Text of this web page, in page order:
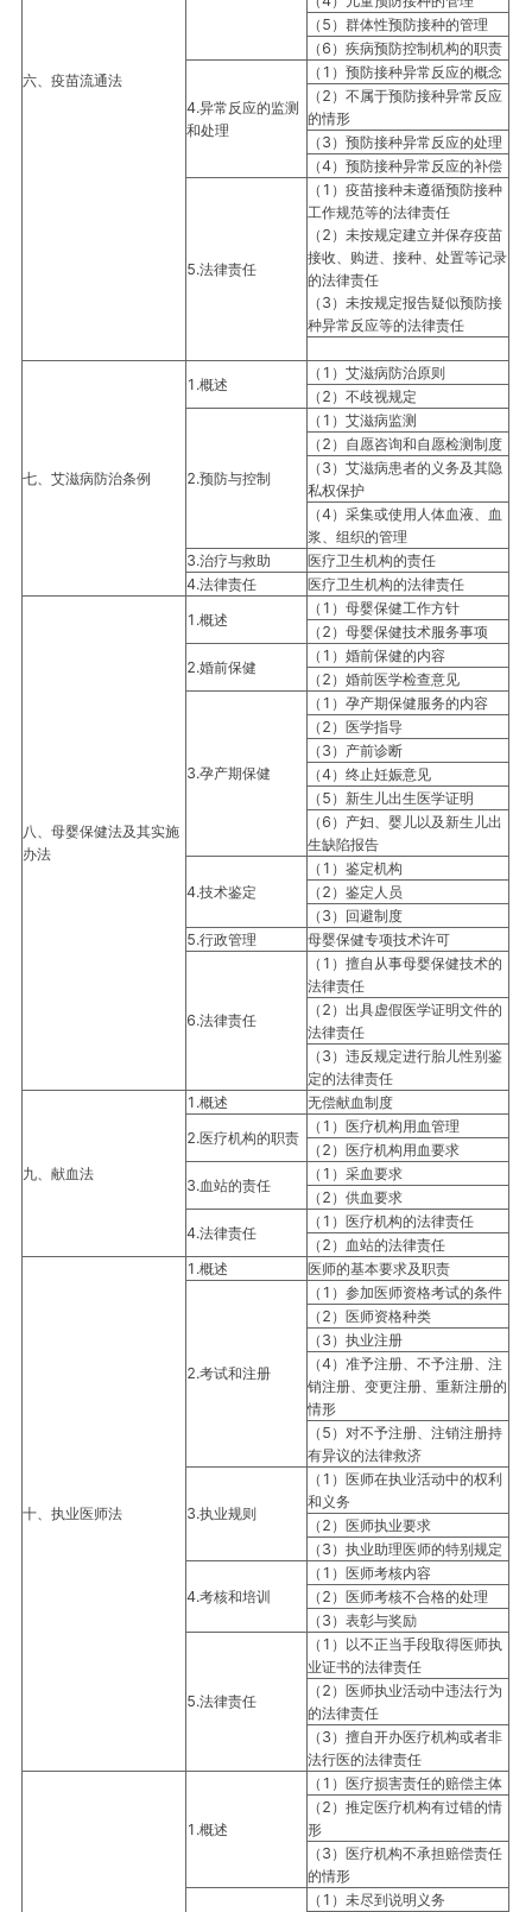
六、疫苗流通法
（5）群体性预防接种的管理
（6）疾病预防控制机构的职责
4.异常反应的监测
和处理
（1）预防接种异常反应的概念
（2）不属于预防接种异常反应
的情形
（3）预防接种异常反应的处理
（4）预防接种异常反应的补偿
5.法律责任
（1）疫苗接种未遵循预防接种
工作规范等的法律责任
（2）未按规定建立并保存疫苗
接收、购进、接种、处置等记录
的法律责任
（3）未按规定报告疑似预防接
种异常反应等的法律责任
七、艾滋病防治条例
1.概述
（1）艾滋病防治原则
（2）不歧视规定
2.预防与控制
（1）艾滋病监测
（2）自愿咨询和自愿检测制度
（3）艾滋病患者的义务及其隐
私权保护
（4）采集或使用人体血液、血
浆、组织的管理
3.治疗与救助
医疗卫生机构的责任
4.法律责任
医疗卫生机构的法律责任
八、母婴保健法及其实施
办法
1.概述
（1）母婴保健工作方针
（2）母婴保健技术服务事项
2.婚前保健
（1）婚前保健的内容
（2）婚前医学检查意见
3.孕产期保健
（1）孕产期保健服务的内容
（2）医学指导
（3）产前诊断
（4）终止妊娠意见
（5）新生儿出生医学证明
（6）产妇、婴儿以及新生儿出
生缺陷报告
4.技术鉴定
（1）鉴定机构
（2）鉴定人员
（3）回避制度
5.行政管理
母婴保健专项技术许可
6.法律责任
（1）擅自从事母婴保健技术的
法律责任
（2）出具虚假医学证明文件的
法律责任
（3）违反规定进行胎儿性别鉴
定的法律责任
九、献血法
1.概述
无偿献血制度
2.医疗机构的职责
（1）医疗机构用血管理
（2）医疗机构用血要求
3.血站的责任
（1）采血要求
（2）供血要求
4.法律责任
（1）医疗机构的法律责任
（2）血站的法律责任
十、执业医师法
1.概述 医师的基本要求及职责
2.考试和注册
（1）参加医师资格考试的条件
（2）医师资格种类
（3）执业注册
（4）准予注册、不予注册、注
销注册、变更注册、重新注册的
情形
（5）对不予注册、注销注册持
有异议的法律救济
3.执业规则
（1）医师在执业活动中的权利
和义务
（2）医师执业要求
（3）执业助理医师的特别规定
4.考核和培训
（1）医师考核内容
（2）医师考核不合格的处理
（3）表彰与奖励
5.法律责任
（1）以不正当手段取得医师执
业证书的法律责任
（2）医师执业活动中违法行为
的法律责任
（3）擅自开办医疗机构或者非
法行医的法律责任
1.概述
（1）医疗损害责任的赔偿主体
（2）推定医疗机构有过错的情
形
（3）医疗机构不承担赔偿责任
的情形
（1）未尽到说明义务